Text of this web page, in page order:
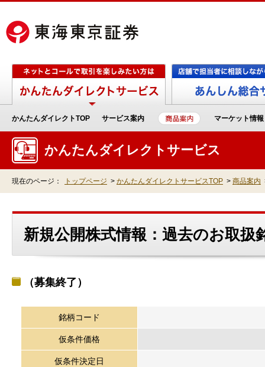
かんたんダイレクトTOP サービス案内 マーケット情報
かんたんダイレクトサービス
現在のページ： トップページ > かんたんダイレクトサービスTOP > 商品案内
新規公開株式情報：過去のお取扱
（募集終了）
銘柄コード
仮条件価格
仮条件決定日